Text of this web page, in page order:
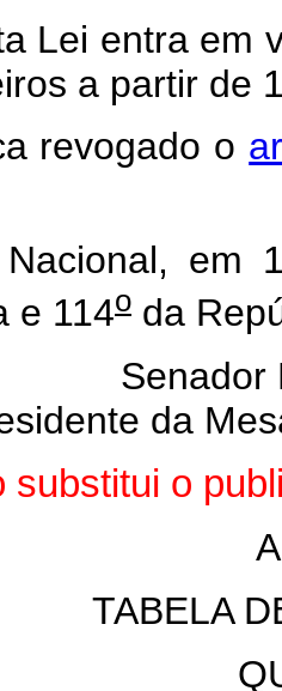
Lei entra em
a partir de
revogado o
Nacional, em
e 114o da
Senador
da
substitui o
TABELA